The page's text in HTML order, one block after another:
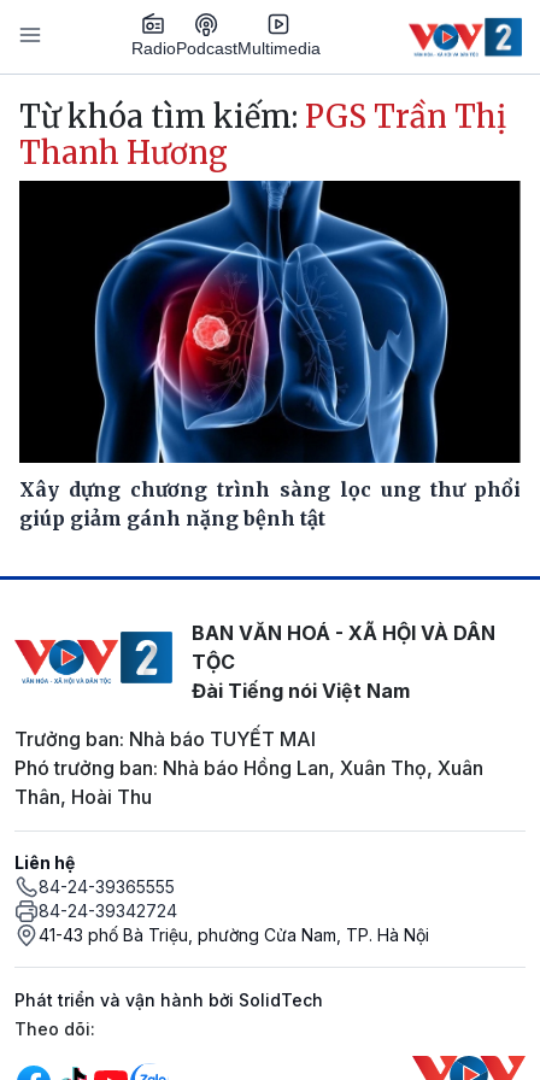
Nhảy đến nội dung
RadioPodcastMultimedia
Main navigation
Từ khóa tìm kiếm: PGS Trần Thị
Thanh Hương
Xây dựng chương trình sàng lọc ung thư phổi
giúp giảm gánh nặng bệnh tật
BAN VĂN HOÁ - XÃ HỘI VÀ DÂN
TỘC
Đài Tiếng nói Việt Nam
Trưởng ban: Nhà báo TUYẾT MAI
Phó trưởng ban: Nhà báo Hồng Lan, Xuân Thọ, Xuân
Thân, Hoài Thu
Liên hệ
84-24-39365555
84-24-39342724
41-43 phố Bà Triệu, phường Cửa Nam, TP. Hà Nội
Phát triển và vận hành bởi SolidTech
Mạng xã hội
Theo dõi: